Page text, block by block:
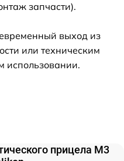
запчасти).
выход из
или техническим
использовании.
прицела M3